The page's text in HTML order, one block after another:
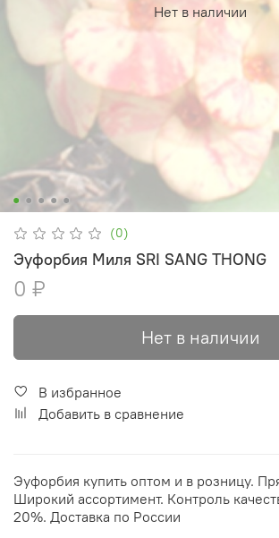
Нет в наличии
(0)
Эуфорбия Миля SRI SANG THONG
0 ₽
Нет в наличии
В избранное
Добавить в сравнение
Эуфорбия купить оптом и в розницу.
Широкий ассортимент. Контроль
20%. Доставка по России